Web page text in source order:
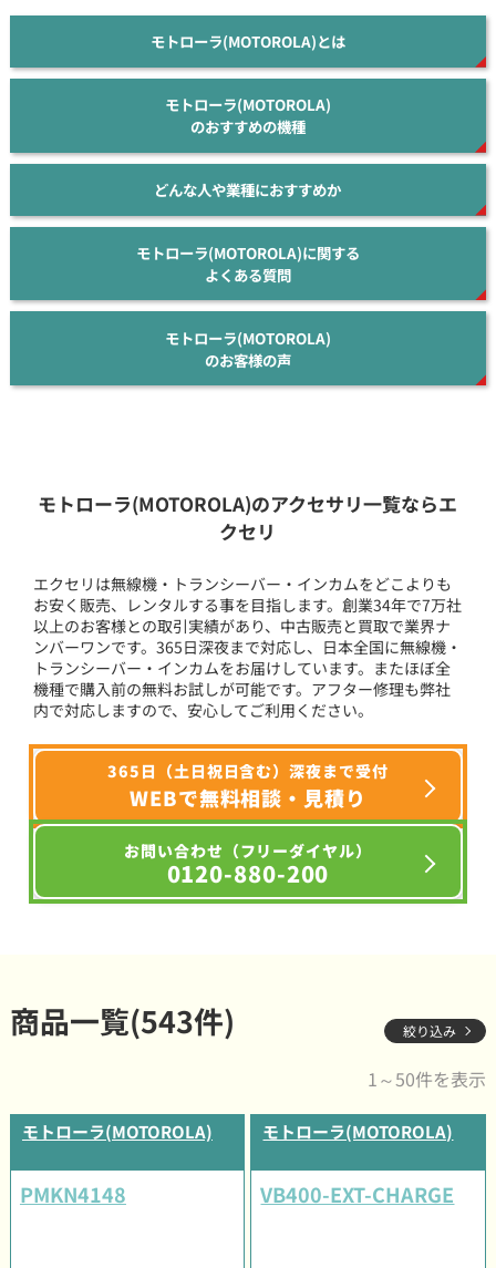
モトローラ(MOTOROLA)とは
モトローラ(MOTOROLA)
のおすすめの機種
どんな人や業種におすすめか
モトローラ(MOTOROLA)に関する
よくある質問
モトローラ(MOTOROLA)
のお客様の声
モトローラ(MOTOROLA)のアクセサリ一覧ならエ
クセリ
エクセリは無線機・トランシーバー・インカムをどこよりも
お安く販売、レンタルする事を目指します。創業34年で7万社
以上のお客様との取引実績があり、中古販売と買取で業界ナ
ンバーワンです。365日深夜まで対応し、日本全国に無線機・
トランシーバー・インカムをお届けしています。またほぼ全
機種で購入前の無料お試しが可能です。アフター修理も弊社
内で対応しますので、安心してご利用ください。
365日（土日祝日含む）深夜まで受付
WEBで無料相談・見積り
お問い合わせ（フリーダイヤル）
0120-880-200
商品一覧(543件) 絞り込み
1～50件を表示
モトローラ(MOTOROLA)
PMKN4148
モトローラ(MOTOROLA)
VB400-EXT-CHARGE